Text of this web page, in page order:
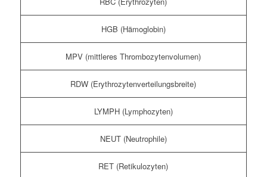
HGB (Hämoglobin)
MPV (mittleres Thrombozytenvolumen)
RDW (Erythrozytenverteilungsbreite)
LYMPH (Lymphozyten)
NEUT (Neutrophile)
RET (Retikulozyten)